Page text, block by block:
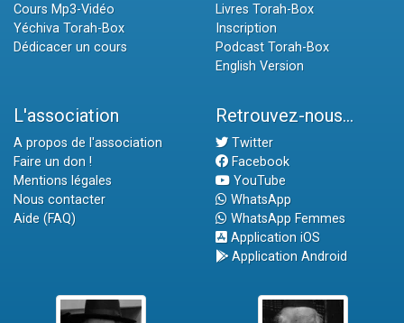
Cours Mp3-Vidéo
Yéchiva Torah-Box
Dédicacer un cours
Livres Torah-Box
Inscription
Podcast Torah-Box
English Version
L'association
A propos de l'association
Faire un don !
Mentions légales
Nous contacter
Aide (FAQ)
Retrouvez-nous...
Twitter
Facebook
YouTube
WhatsApp
WhatsApp Femmes
Application iOS
Application Android